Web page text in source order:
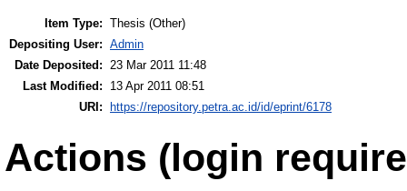
Item Type: Thesis (Other)
Depositing User: Admin
Date Deposited:
23 Mar 2011 11:48
Last Modified:
13 Apr 2011 08:51
URI: https://repository.petra.ac.id/id/eprint/6178
Actions (login